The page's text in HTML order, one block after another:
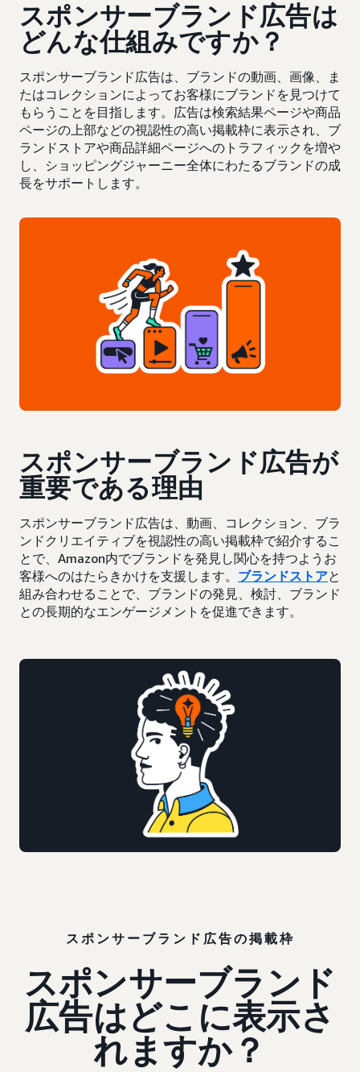
スポンサーブランド広告は
どんな仕組みですか？
スポンサーブランド広告は、ブランドの動画、画像、ま
たはコレクションによってお客様にブランドを見つけて
もらうことを目指します。広告は検索結果ページや商品
ページの上部などの視認性の高い掲載枠に表示され、ブ
ランドストアや商品詳細ページへのトラフィックを増や
し、ショッピングジャーニー全体にわたるブランドの成
長をサポートします。
スポンサーブランド広告が
重要である理由
スポンサーブランド広告は、動画、コレクション、ブラ
ンドクリエイティブを視認性の高い掲載枠で紹介するこ
とで、Amazon内でブランドを発見し関心を持つようお
客様へのはたらきかけを支援します。 ブランドストアと
組み合わせることで、ブランドの発見、検討、ブランド
との長期的なエンゲージメントを促進できます。
スポンサーブランド広告の掲載枠
スポンサーブランド
広告はどこに表示さ
れますか？